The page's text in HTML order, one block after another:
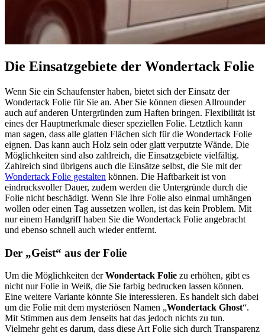
Die Einsatzgebiete der Wondertack Folie
Wenn Sie ein Schaufenster haben, bietet sich der Einsatz der
Wondertack Folie für Sie an. Aber Sie können diesen Allrounder
auch auf anderen Untergründen zum Haften bringen. Flexibilität ist
eines der Hauptmerkmale dieser speziellen Folie. Letztlich kann
man sagen, dass alle glatten Flächen sich für die Wondertack Folie
eignen. Das kann auch Holz sein oder glatt verputzte Wände. Die
Möglichkeiten sind also zahlreich, die Einsatzgebiete vielfältig.
Zahlreich sind übrigens auch die Einsätze selbst, die Sie mit der
Wondertack Folie gestalten können. Die Haftbarkeit ist von
eindrucksvoller Dauer, zudem werden die Untergründe durch die
Folie nicht beschädigt. Wenn Sie Ihre Folie also einmal umhängen
wollen oder einen Tag aussetzen wollen, ist das kein Problem. Mit
nur einem Handgriff haben Sie die Wondertack Folie angebracht
und ebenso schnell auch wieder entfernt.
Der „Geist“ aus der Folie
Um die Möglichkeiten derWondertack Folie zu erhöhen, gibt es
nicht nur Folie in Weiß, die Sie farbig bedrucken lassen können.
Eine weitere Variante könnte Sie interessieren. Es handelt sich dabei
um die Folie mit dem mysteriösen Namen „Wondertack Ghost“.
Mit Stimmen aus dem Jenseits hat das jedoch nichts zu tun.
Vielmehr geht es darum, dass diese Art Folie sich durch Transparenz